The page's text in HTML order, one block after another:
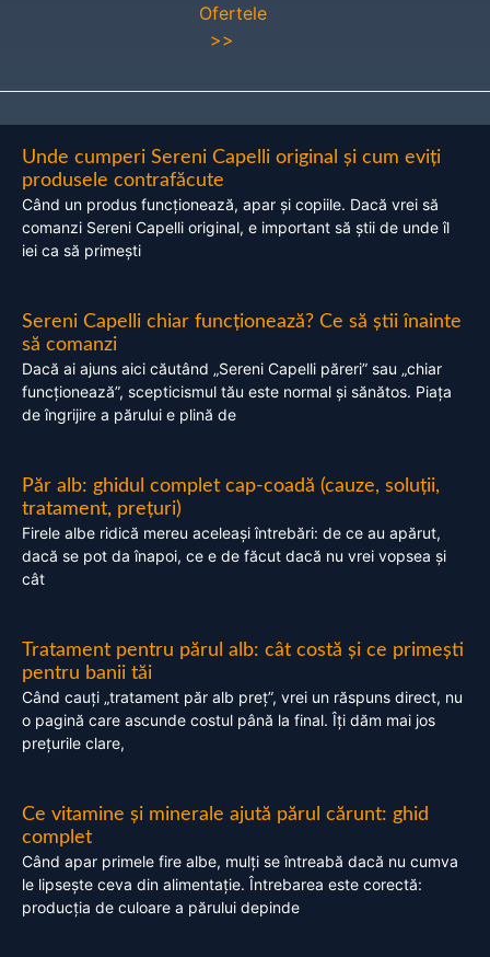
Ofertele
>>
Unde cumperi Sereni Capelli original și cum eviți
produsele contrafăcute
Când un produs funcționează, apar și copiile. Dacă vrei să
comanzi Sereni Capelli original, e important să știi de unde îl
iei ca să primești
Sereni Capelli chiar funcționează? Ce să știi înainte
să comanzi
Dacă ai ajuns aici căutând „Sereni Capelli păreri” sau „chiar
funcționează”, scepticismul tău este normal și sănătos. Piața
de îngrijire a părului e plină de
Păr alb: ghidul complet cap-coadă (cauze, soluții,
tratament, prețuri)
Firele albe ridică mereu aceleași întrebări: de ce au apărut,
dacă se pot da înapoi, ce e de făcut dacă nu vrei vopsea și
cât
Tratament pentru părul alb: cât costă și ce primești
pentru banii tăi
Când cauți „tratament păr alb preț”, vrei un răspuns direct, nu
o pagină care ascunde costul până la final. Îți dăm mai jos
prețurile clare,
Ce vitamine și minerale ajută părul cărunt: ghid
complet
Când apar primele fire albe, mulți se întreabă dacă nu cumva
le lipsește ceva din alimentație. Întrebarea este corectă:
producția de culoare a părului depinde